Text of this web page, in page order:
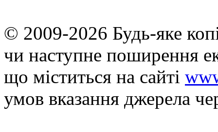
© 2009-2026 Будь-яке
чи наступне поширення
що мiститься на сайті
умов вказання джерела